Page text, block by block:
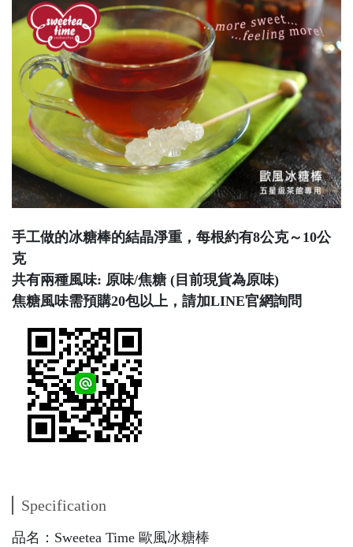
手工做的冰糖棒的結晶淨重，每根約有8公克～10公
克
共有兩種風味: 原味/焦糖 (目前現貨為原味)
焦糖風味需預購20包以上，請加LINE官網詢問
Specification
品名：Sweetea Time 歐風冰糖棒